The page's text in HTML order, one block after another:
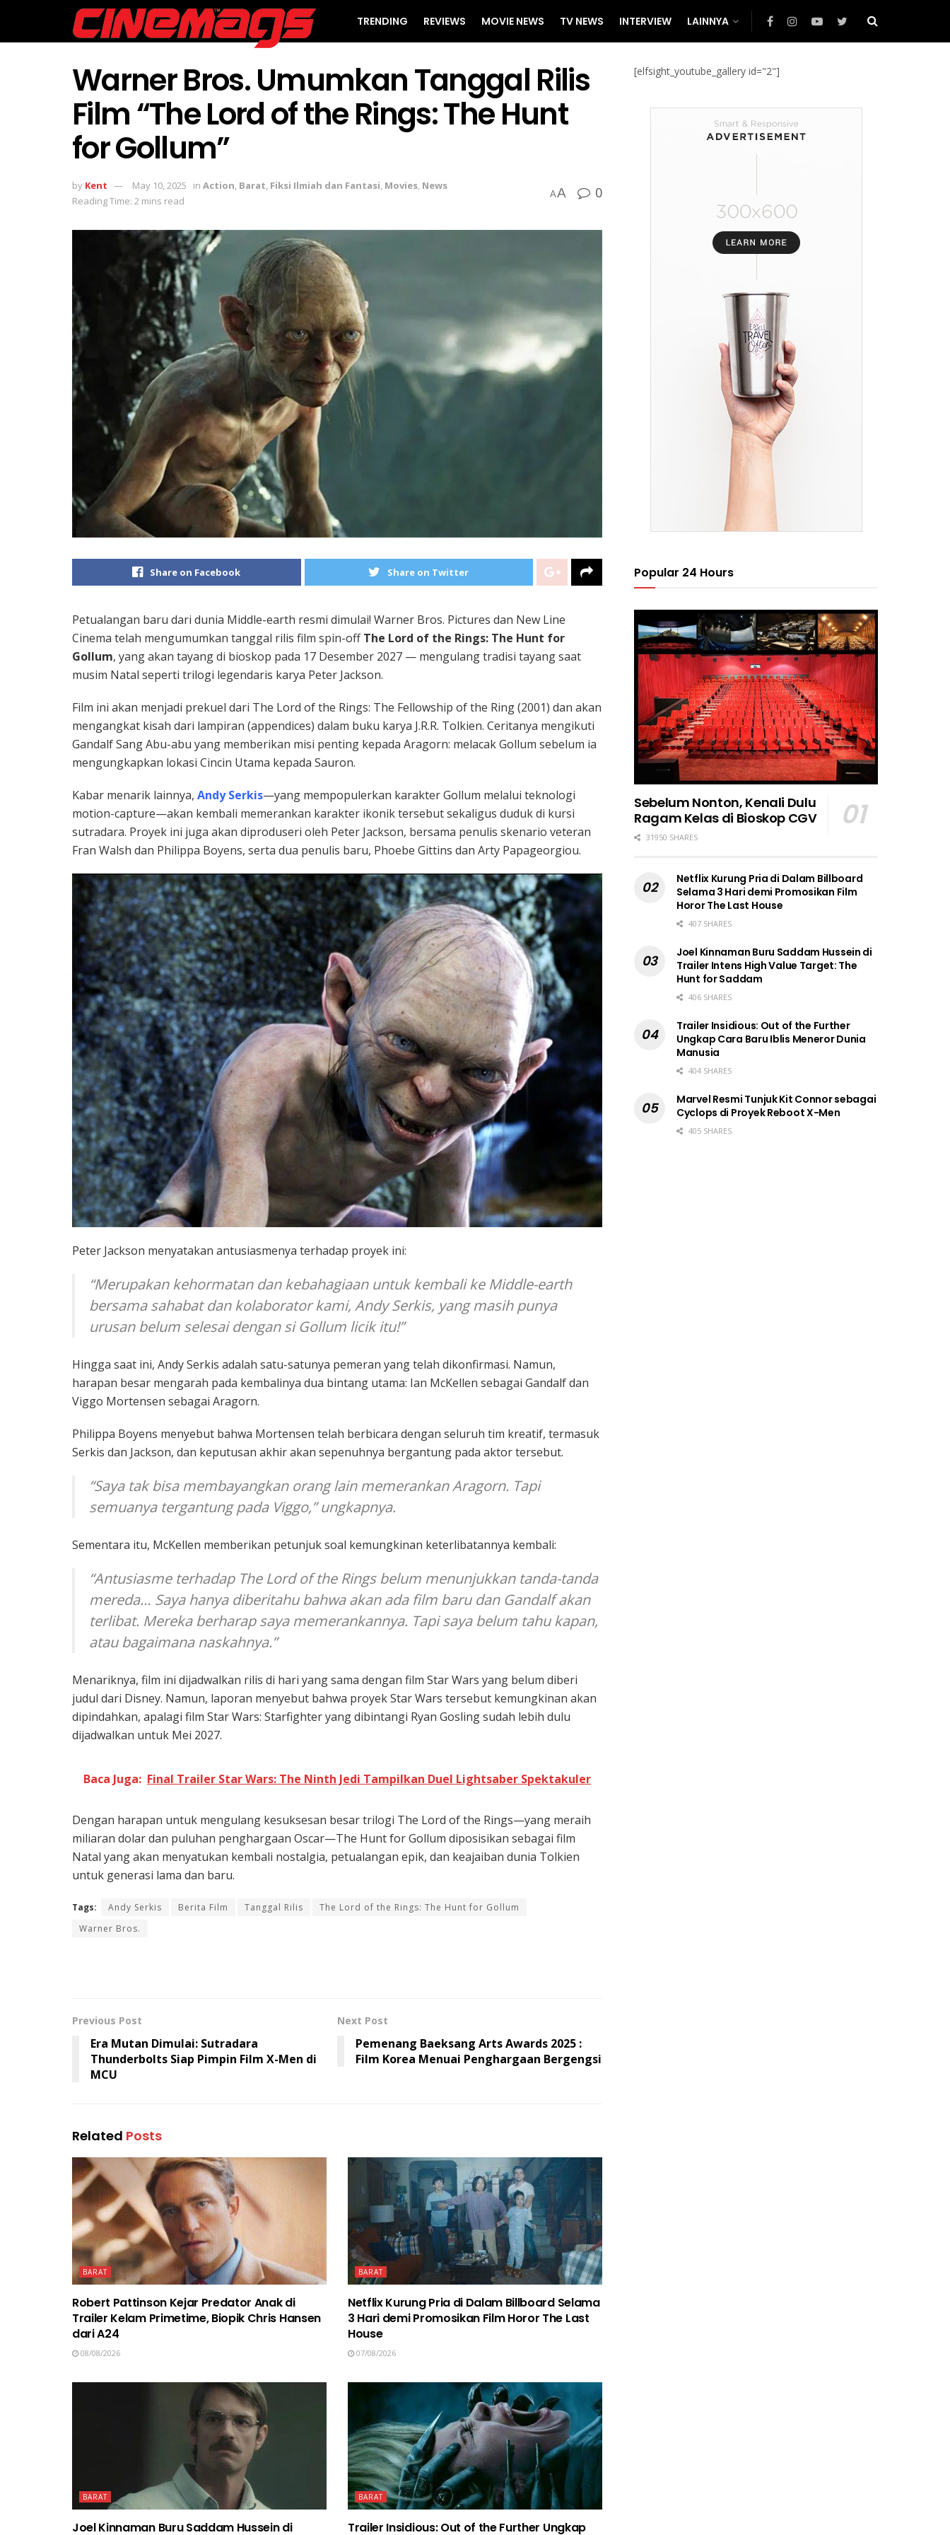
TRENDING REVIEWS MOVIE NEWS TV NEWS INTERVIEW LAINNYA
Warner Bros. Umumkan Tanggal Rilis
Film “The Lord of the Rings: The Hunt
for Gollum”
by Kent May 10, 2025 in Action, Barat, Fiksi Ilmiah dan Fantasi, Movies, News
Reading Time: 2 mins read
AA 0
Share on Facebook Share on Twitter
Petualangan baru dari dunia Middle-earth resmi dimulai! Warner Bros. Pictures dan New Line
Cinema telah mengumumkan tanggal rilis film spin-offThe Lord of the Rings: The Hunt for
Gollum, yang akan tayang di bioskop pada 17 Desember 2027 — mengulang tradisi tayang saat
musim Natal seperti trilogi legendaris karya Peter Jackson.
Film ini akan menjadi prekuel dari The Lord of the Rings: The Fellowship of the Ring (2001) dan akan
mengangkat kisah dari lampiran (appendices) dalam buku karya J.R.R. Tolkien. Ceritanya mengikuti
Gandalf Sang Abu-abu yang memberikan misi penting kepada Aragorn: melacak Gollum sebelum ia
mengungkapkan lokasi Cincin Utama kepada Sauron.
Kabar menarik lainnya, Andy Serkis—yang mempopulerkan karakter Gollum melalui teknologi
motion-capture—akan kembali memerankan karakter ikonik tersebut sekaligus duduk di kursi
sutradara. Proyek ini juga akan diproduseri oleh Peter Jackson, bersama penulis skenario veteran
Fran Walsh dan Philippa Boyens, serta dua penulis baru, Phoebe Gittins dan Arty Papageorgiou.
Peter Jackson menyatakan antusiasmenya terhadap proyek ini:
“Merupakan kehormatan dan kebahagiaan untuk kembali ke Middle-earth
bersama sahabat dan kolaborator kami, Andy Serkis, yang masih punya
urusan belum selesai dengan si Gollum licik itu!”
Hingga saat ini, Andy Serkis adalah satu-satunya pemeran yang telah dikonfirmasi. Namun,
harapan besar mengarah pada kembalinya dua bintang utama: Ian McKellen sebagai Gandalf dan
Viggo Mortensen sebagai Aragorn.
Philippa Boyens menyebut bahwa Mortensen telah berbicara dengan seluruh tim kreatif, termasuk
Serkis dan Jackson, dan keputusan akhir akan sepenuhnya bergantung pada aktor tersebut.
“Saya tak bisa membayangkan orang lain memerankan Aragorn. Tapi
semuanya tergantung pada Viggo,” ungkapnya.
Sementara itu, McKellen memberikan petunjuk soal kemungkinan keterlibatannya kembali:
“Antusiasme terhadap The Lord of the Rings belum menunjukkan tanda-tanda
mereda… Saya hanya diberitahu bahwa akan ada film baru dan Gandalf akan
terlibat. Mereka berharap saya memerankannya. Tapi saya belum tahu kapan,
atau bagaimana naskahnya.”
Menariknya, film ini dijadwalkan rilis di hari yang sama dengan film Star Wars yang belum diberi
judul dari Disney. Namun, laporan menyebut bahwa proyek Star Wars tersebut kemungkinan akan
dipindahkan, apalagi film Star Wars: Starfighter yang dibintangi Ryan Gosling sudah lebih dulu
dijadwalkan untuk Mei 2027.
Baca Juga: Final Trailer Star Wars: The Ninth Jedi Tampilkan Duel Lightsaber Spektakuler
Dengan harapan untuk mengulang kesuksesan besar trilogi The Lord of the Rings—yang meraih
miliaran dolar dan puluhan penghargaan Oscar—The Hunt for Gollum diposisikan sebagai film
Natal yang akan menyatukan kembali nostalgia, petualangan epik, dan keajaiban dunia Tolkien
untuk generasi lama dan baru.
Tags: Andy Serkis Berita Film Tanggal Rilis
The Lord of the Rings: The Hunt for Gollum
Warner Bros.
Previous Post
Era Mutan Dimulai: Sutradara
Thunderbolts Siap Pimpin Film X-Men di
MCU
Next Post
Pemenang Baeksang Arts Awards 2025 :
Film Korea Menuai Penghargaan Bergengsi
Related Posts
BARAT
Robert Pattinson Kejar Predator Anak di
Trailer Kelam Primetime, Biopik Chris Hansen
dari A24
08/08/2026
BARAT
Netflix Kurung Pria di Dalam Billboard Selama
3 Hari demi Promosikan Film Horor The Last
House
07/08/2026
BARAT
Joel Kinnaman Buru Saddam Hussein di
BARAT
Trailer Insidious: Out of the Further Ungkap
[elfsight_youtube_gallery id="2"]
Popular 24 Hours
Sebelum Nonton, Kenali Dulu
Ragam Kelas di Bioskop CGV
31950 SHARES
Netflix Kurung Pria di Dalam Billboard
Selama 3 Hari demi Promosikan Film
Horor The Last House
407 SHARES
Joel Kinnaman Buru Saddam Hussein di
Trailer Intens High Value Target: The
Hunt for Saddam
406 SHARES
Trailer Insidious: Out of the Further
Ungkap Cara Baru Iblis Meneror Dunia
Manusia
404 SHARES
Marvel Resmi Tunjuk Kit Connor sebagai
Cyclops di Proyek Reboot X-Men
405 SHARES